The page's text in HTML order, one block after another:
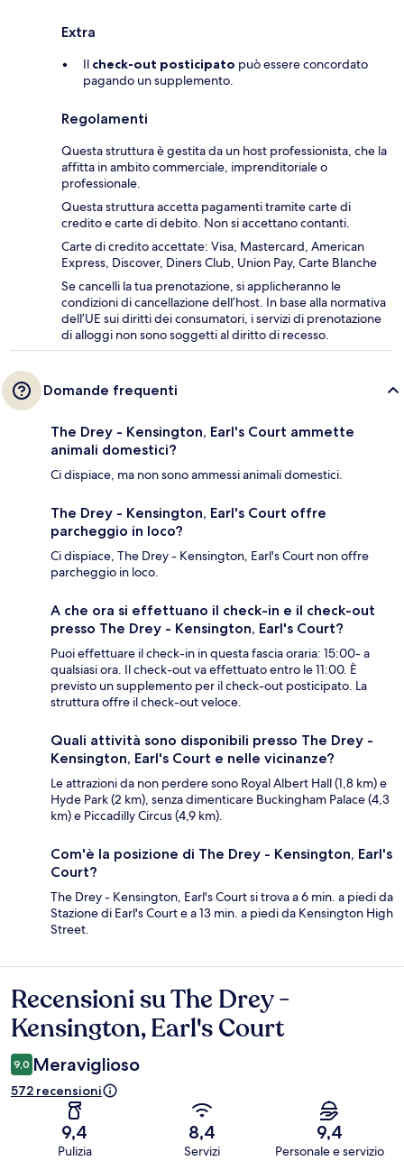
Extra
Il check-out posticipato può essere concordato
pagando un supplemento.
Regolamenti
Questa struttura è gestita da un host professionista, che la
affitta in ambito commerciale, imprenditoriale o
professionale.
Questa struttura accetta pagamenti tramite carte di
credito e carte di debito. Non si accettano contanti.
Carte di credito accettate: Visa, Mastercard, American
Express, Discover, Diners Club, Union Pay, Carte Blanche
Se cancelli la tua prenotazione, si applicheranno le
condizioni di cancellazione dell’host. In base alla normativa
dell’UE sui diritti dei consumatori, i servizi di prenotazione
di alloggi non sono soggetti al diritto di recesso.
Domande frequenti
The Drey - Kensington, Earl's Court ammette
animali domestici?
Ci dispiace, ma non sono ammessi animali domestici.
The Drey - Kensington, Earl's Court offre
parcheggio in loco?
Ci dispiace, The Drey - Kensington, Earl's Court non offre
parcheggio in loco.
A che ora si effettuano il check-in e il check-out
presso The Drey - Kensington, Earl's Court?
Puoi effettuare il check-in in questa fascia oraria: 15:00- a
qualsiasi ora. Il check-out va effettuato entro le 11:00. È
previsto un supplemento per il check-out posticipato. La
struttura offre il check-out veloce.
Quali attività sono disponibili presso The Drey -
Kensington, Earl's Court e nelle vicinanze?
Le attrazioni da non perdere sono Royal Albert Hall (1,8 km) e
Hyde Park (2 km), senza dimenticare Buckingham Palace (4,3
km) e Piccadilly Circus (4,9 km).
Com'è la posizione di The Drey - Kensington, Earl's
Court?
The Drey - Kensington, Earl's Court si trova a 6 min. a piedi da
Stazione di Earl's Court e a 13 min. a piedi da Kensington High
Street.
Recensioni
Recensioni su The Drey -
Kensington, Earl's Court
9,0 Meraviglioso
572 recensioni
9,4
Pulizia
8,4
Servizi
9,4
Personale e servizio